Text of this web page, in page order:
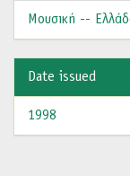
Μουσική --
Date issued
1998